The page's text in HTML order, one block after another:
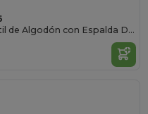
Camiseta Infantil de Algodón con Espalda Deportiva